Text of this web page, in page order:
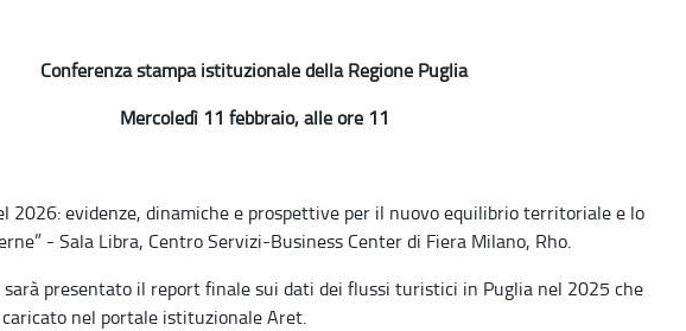
Conferenza stampa istituzionale della Regione Puglia
Mercoledì 11 febbraio, alle ore 11
2026: evidenze, dinamiche e prospettive per il nuovo equilibrio territoriale e lo
- Sala Libra, Centro Servizi-Business Center di Fiera Milano, Rho.
sarà presentato il report finale sui dati dei flussi turistici in Puglia nel 2025 che
nel portale istituzionale Aret.